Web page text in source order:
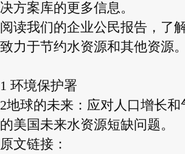
决方案库的更多信息。
阅读我们的企业公民报告，了
致力于节约水资源和其他资源。
1 环境保护署
2地球的未来：应对人口增长和
的美国未来水资源短缺问题。
原文链接：